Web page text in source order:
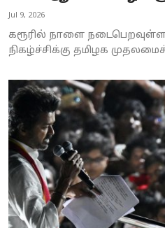
Jul 9, 2026
கரூரில் நாளை நடைபெறவுள்ள
நிகழ்ச்சிக்கு தமிழக